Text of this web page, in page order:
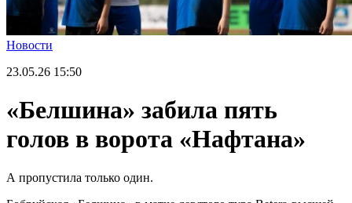
Новости
23.05.26 15:50
«Белшина» забила пять
голов в ворота «Нафтана»
А пропустила только один.